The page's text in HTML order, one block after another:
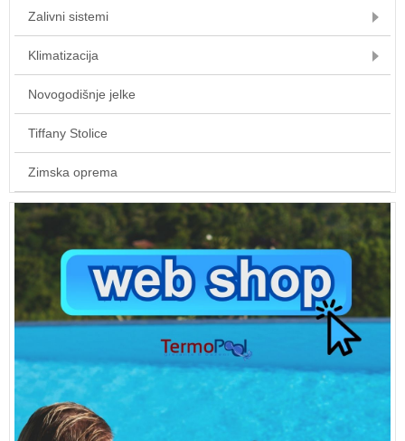
Zalivni sistemi
Klimatizacija
Novogodišnje jelke
Tiffany Stolice
Zimska oprema